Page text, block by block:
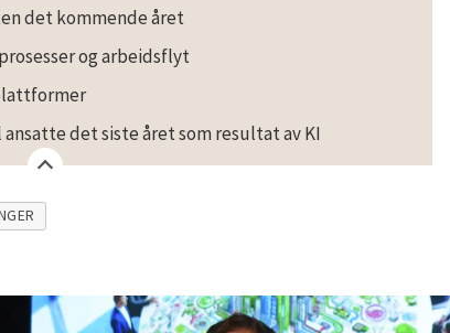
det kommende året
og arbeidsflyt
det siste året som resultat av KI